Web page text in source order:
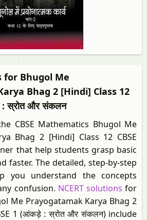
for Bhugol Me
Bhag 2 [Hindi] Class 12
स्रोत और संकलन
CBSE Mathematics Bhugol Me
Bhag 2 [Hindi] Class 12 CBSE
that help students grasp basic
faster. The detailed, step-by-step
you understand the concepts
confusion. NCERT solutions for
Me Prayogatamak Karya Bhag 2
1 (आंकड़े : स्रोत और संकलन) include